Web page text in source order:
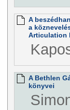
A
a
Articulation
A Bethlen
könyvei